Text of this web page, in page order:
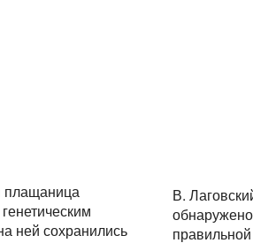
плащаница
ней сохранились
В.